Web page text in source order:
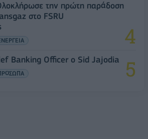
την πρώτη παράδοση
στο FSRU
Banking Officer ο Sid Jajodia